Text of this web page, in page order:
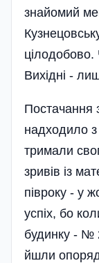
знайомий
цілодобово.
Вихідні -
Постачання
надходило
тримали
зривів із
півроку - у
успіх, бо
будинку - №
йшли